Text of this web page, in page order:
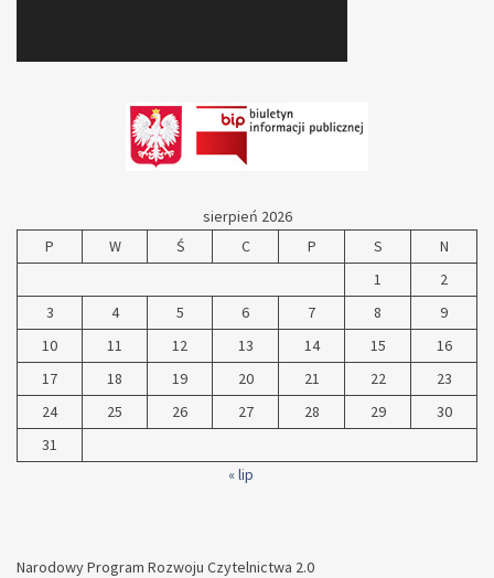
sierpień 2026
P
W Ś C P S
N
1
2
3
4 5 6 7 8
9
10
11 12 13 14 15
16
17
18 19 20 21 22
23
24
25 26 27 28 29
30
31
« lip
Narodowy Program Rozwoju Czytelnictwa 2.0